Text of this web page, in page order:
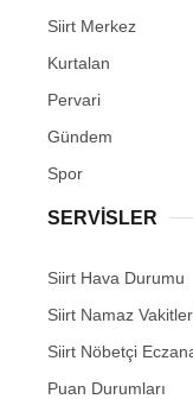
Siirt Merkez
Kurtalan
Pervari
Gündem
Spor
SERVİSLER
Siirt Hava Durumu
Siirt Namaz
Siirt Nöbetçi
Puan Durumları